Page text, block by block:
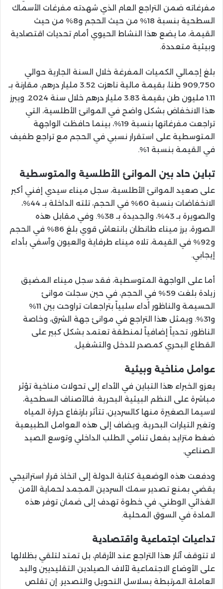
مفرغاته ضمن التراجع العام الذي شهدته مفرغات الأسماك
السطحية بنسبة 18% من حيث الحجم و8% من حيث
القيمة، ما يضع هذا النشاط الحيوي أمام تحديات اقتصادية
وبيئية متعددة.
بلغ إجمالي الكميات المفرغة خلال السنة الجارية حوالي
909,750 طنا، بقيمة مالية ناهزت 3.52 مليار درهم، مقارنة بـ
1.11 مليون طن بقيمة 3.83 مليار درهم خلال سنة 2024. ويبرز
هذا الانخفاض بشكل واضح في الموانئ الأطلسية، التي
تراجعت مفرغاتها بنسبة 19%، بينما حافظت الواجهة
المتوسطية على استقرار نسبي في الحجم مع تراجع طفيف
في القيمة بنسبة 1%.
تباين حاد بين الموانئ الأطلسية والمتوسطية
على صعيد الموانئ الأطلسية، سجل ميناء سيدي إفني أكبر
الانخفاضات بنسبة 60% في الحجم، تلته الداخلة بـ 44%،
والصويرة بـ 43%، والجديدة بـ 38%. وفي مقابل هذه
الصورة، برز ميناء طانطان بانتعاش قوي بلغ 86% في الحجم
و92% في القيمة، تلاه ميناء طرفاية والعيون وآسفي بأداء
إيجابي.
أما على الواجهة المتوسطية، فقد سجل ميناء المضيق
زيادة بلغت 59% في الحجم، في حين سجلت موانئ
الحسيمة والناظور أداء سلبياً بتراجعات تراوحت بين 11%
و31%. ويمثل هذا التراجع في موانئ جهة الشرق، وخاصة
الناظور، تحدياً إضافياً لمنطقة تعتمد بشكل كبير على
القطاع البحري كمصدر للدخل والتشغيل.
عوامل مناخية وبيئية
يعزو الخبراء هذا التباين في الأداء إلى تحولات مناخية تؤثر
مباشرة على النظم البيئية البحرية. فالأصناف السطحية،
لاسيما الصغيرة منها كالسردين، تتأثر بارتفاع حرارة المياه
وتغير التيارات البحرية. ويضاف إلى هذه العوامل الطبيعية
ضغط متزايد بفعل تنامي الطلب الداخلي وتوسع الصيد
الصناعي.
ودفعت هذه الوضعية كتابة الدولة إلى اتخاذ قرار استراتيجي
يقضي بمنع تصدير سمك السردين المجمد لحماية الأمن
الغذائي الوطني، في خطوة تهدف إلى ضمان توفر هذه
المادة في السوق المحلية.
تداعيات اجتماعية واقتصادية
لا تتوقف آثار هذا التراجع عند الأرقام، بل تمتد لتلقي بظلالها
على الأوضاع الاجتماعية لآلاف الصيادين التقليديين واليد
العاملة المرتبطة بسلاسل التحويل والتصدير. إن تقلص